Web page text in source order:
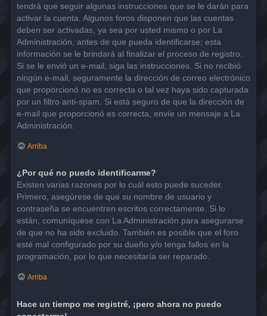
tendrá que seguir algunas instrucciones que se le darán para
activar la cuenta. Algunos foros disponen que las cuentas
deben ser activadas, ya sea por usted mismo o por La
Administración, antes de que pueda identificarse; esta
información se le brindará al finalizar el proceso de registro.
Si se le envió un e-mail, siga las instrucciones. Si no recibió
ningún e-mail, seguramente la dirección de correo electrónico
que proporcionó no es correcta o tal vez haya sido capturada
por un filtro anti-spam. Si está seguro de que la dirección de
e-mail que proporcionó es correcta, envíe un mensaje a La
Administración.
Arriba
¿Por qué no puedo identificarme?
Existen varias razones por lo cuál esto puede suceder.
Primero, asegúrese de que su nombre de usuario y
contraseña se encuentren escritos correctamente. Si lo
están, comuníquese con La Administración para asegurarse
de que no ha sido excluido. También es posible que el foro
esté mal configurado por su dueño y/o tenga fallos en la
programación, por lo que necesitaría ser reparado.
Arriba
Hace un tiempo me registré, ¡pero ahora no puedo